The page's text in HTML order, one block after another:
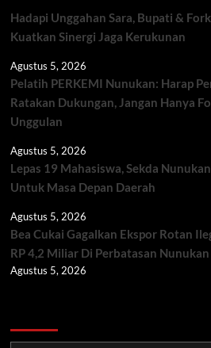
Hadapi Unggahan Sara, Bupati &
Kuatkan Sinergi Jaga Kerukunan
Agustus 5, 2026
Pelatih PERKEMI Nunukan: Harap
Ratakan Dukungan, Jangan Hanya
Unggulan
Agustus 5, 2026
Lepas 19 Mahasiswa, Sekda
Untuk Masa Depan Daerah
Agustus 5, 2026
Bea Cukai Gagalkan Ekspor Rotan
RP 4,2 Miliar Di Perbatasan Nunukan
Agustus 5, 2026